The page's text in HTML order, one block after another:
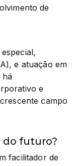
de
e atuação em
há
e
campo
do futuro?
facilitador de